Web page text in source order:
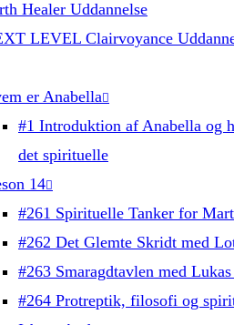
Healer Uddannelse
LEVEL Clairvoyance
er Anabella
#1 Introduktion af Anabella og
det spirituelle
14
#261 Spirituelle Tanker for
#262 Det Glemte Skridt med
#263 Smaragdtavlen med
#264 Protreptik, filosofi og